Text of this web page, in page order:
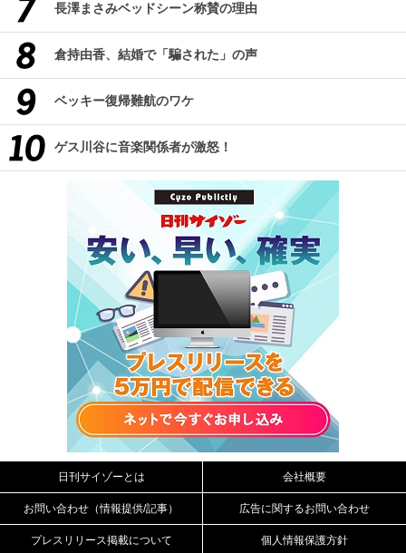
長澤まさみベッドシーン称賛の理由
倉持由香、結婚で「騙された」の声
ベッキー復帰難航のワケ
ゲス川谷に音楽関係者が激怒！
日刊サイゾーとは 会社概要
お問い合わせ（情報提供/記事） 広告に関するお問い合わせ
プレスリリース掲載について 個人情報保護方針